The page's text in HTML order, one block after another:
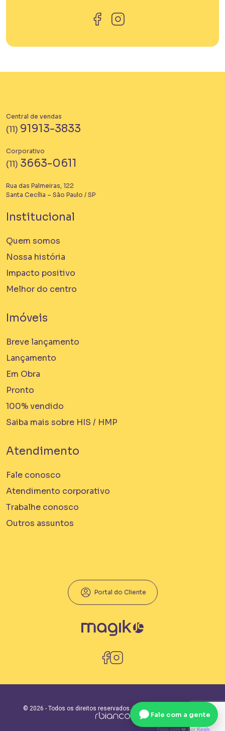
Central de vendas
(11) 91913-3833
Corporativo
(11) 3663-0611
Rua das Palmeiras, 122
Santa Cecília – São Paulo / SP
Institucional
Quem somos
Nossa história
Impacto positivo
Melhor do centro
Imóveis
Breve lançamento
Lançamento
Em Obra
Pronto
100% vendido
Saiba mais sobre HIS / HMP
Atendimento
Fale conosco
Atendimento corporativo
Trabalhe conosco
Outros assuntos
Portal do Cliente
© 2026 - Todos os direitos reservados.Política de privacidade
Fale com a gente
Feito com ❤️ por Keplr.